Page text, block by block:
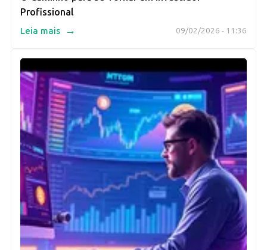
Profissional
09/02/2026 - 11:36
Leia mais →